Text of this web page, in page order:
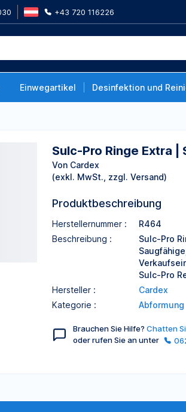
+43 720 116226
Einwegartikel Desinfektion und
Ringe Extra | Sulc-Pro
Sulc-Pro Ringe Extra
Von Cardex
(exkl. MwSt., zzgl. Versand)
Produktbeschreibung
Herstellernummer :
R464
Beschreibung :
Sulc-Pro
Sulc-Pro
Hersteller :
Cardex
Kategorie :
Abformung
Brauchen Sie Hilfe? Chatten
oder rufen Sie an unter